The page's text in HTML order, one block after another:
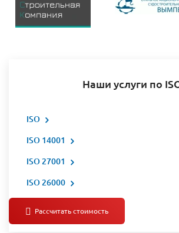
Наши услуги по
ISO
ISO 14001
ISO 27001
ISO 26000